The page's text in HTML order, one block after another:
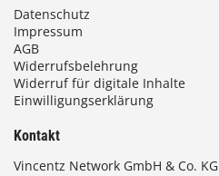
Datenschutz
Impressum
AGB
Widerrufsbelehrung
Widerruf für digitale Inhalte
Einwilligungserklärung
Kontakt
Vincentz Network GmbH & Co. KG